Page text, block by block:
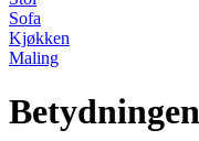
Sofa
Kjøkken
Maling